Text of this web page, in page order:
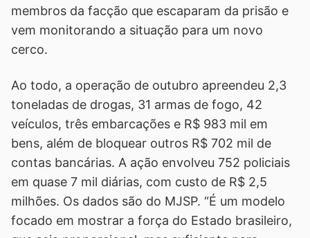
membros da facção que escaparam da prisão e
vem monitorando a situação para um novo
cerco.
Ao todo, a operação de outubro apreendeu 2,3
toneladas de drogas, 31 armas de fogo, 42
veículos, três embarcações e R$ 983 mil em
bens, além de bloquear outros R$ 702 mil de
contas bancárias. A ação envolveu 752 policiais
em quase 7 mil diárias, com custo de R$ 2,5
milhões. Os dados são do MJSP. “É um modelo
focado em mostrar a força do Estado brasileiro,